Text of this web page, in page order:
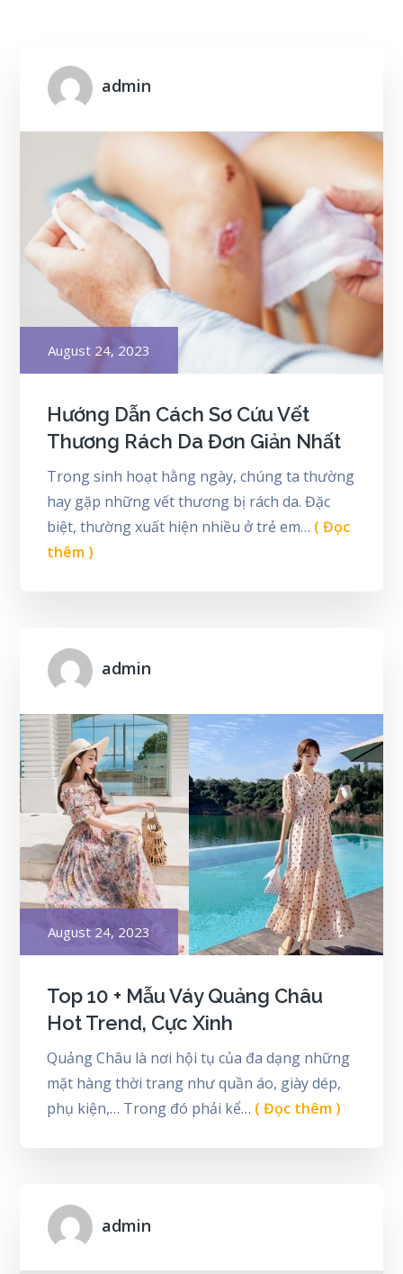
admin
Posted
on
August 24, 2023
Hướng Dẫn Cách Sơ Cứu Vết
Thương Rách Da Đơn Giản Nhất
Trong sinh hoạt hằng ngày, chúng ta thường
hay gặp những vết thương bị rách da. Đặc
biệt, thường xuất hiện nhiều ở trẻ em… ( Đọc
thêm )
admin
Posted
on
August 24, 2023
Top 10 + Mẫu Váy Quảng Châu
Hot Trend, Cực Xinh
Quảng Châu là nơi hội tụ của đa dạng những
mặt hàng thời trang như quần áo, giày dép,
phụ kiện,… Trong đó phải kể… ( Đọc thêm )
admin